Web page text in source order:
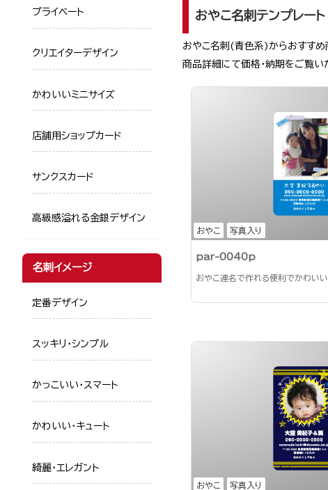
おやこ名刺テンプレート
おやこ名刺(青色系)からおすすめ
商品詳細にて価格・納期をご覧い
おやこ 写真入り
par-0040p
おやこ連名で作れる便利でかわいい
おやこ 写真入り
プライベート
クリエイターデザイン
かわいいミニサイズ
店舗用ショップカード
サンクスカード
高級感溢れる金銀デザイン
名刺イメージ
定番デザイン
スッキリ・シンプル
かっこいい・スマート
かわいい・キュート
綺麗・エレガント